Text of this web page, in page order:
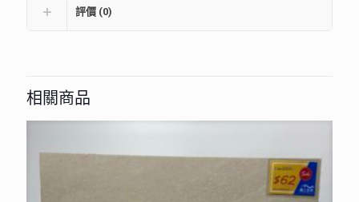
評價 (0)
相關商品